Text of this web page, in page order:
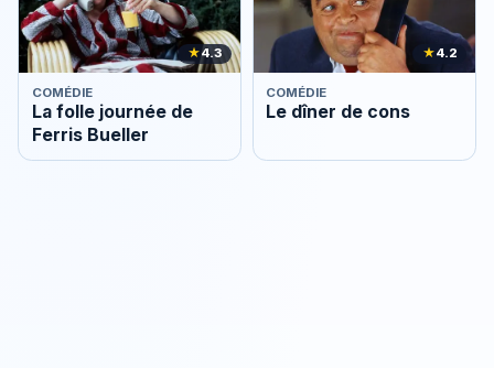
★4.3
COMÉDIE
La folle journée de
Ferris Bueller
★4.2
COMÉDIE
Le dîner de cons